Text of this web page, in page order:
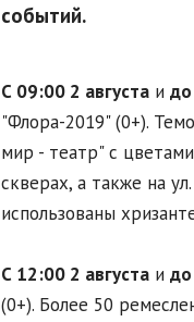
событий.
С 09:00 2 августаи
"Флора-2019" (0+).
мир - театр" с
скверах, а также на
использованы
С 12:00 2 августаи
(0+). Более 50